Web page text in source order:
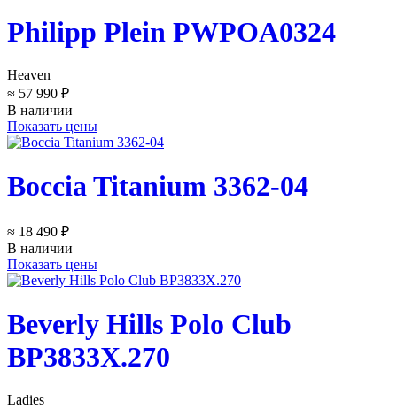
Philipp Plein PWPOA0324
Heaven
≈ 57 990 ₽
В наличии
Показать цены
Boccia Titanium 3362-04
≈ 18 490 ₽
В наличии
Показать цены
Beverly Hills Polo Club
BP3833X.270
Ladies